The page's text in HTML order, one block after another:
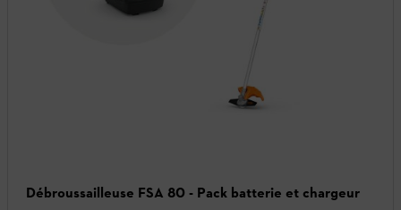
Débroussailleuse FSA 80 - Pack batterie et chargeur